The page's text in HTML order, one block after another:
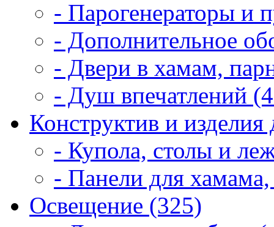
- Парогенераторы и
- Дополнительное
- Двери в хамам,
- Душ впечатлений
Конструктив и
- Купола, столы и
- Панели для
Освещение (325)